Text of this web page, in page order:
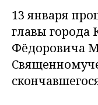
13 января
главы города
Фёдоровича